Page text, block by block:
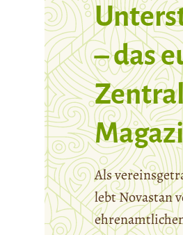
– das
Als
lebt Novastan